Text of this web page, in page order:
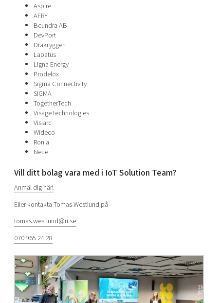
Aspire
AFRY
Beundra AB
DevPort
Drakryggen
Labatus
Ligna Energy
Prodelox
Sigma Connectivity
SIGMA
TogetherTech
Visage technologies
Visiarc
Wideco
Ronia
Neue
Vill ditt bolag vara med i IoT Solution Team?
Anmäl dig här!
Eller kontakta Tomas Westlund på
tomas.westlund@ri.se
070 965 24 28